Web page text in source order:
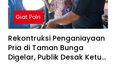
Giat Polri
Rekontruksi Penganiayaan
Pria di Taman Bunga
Digelar, Publik Desak Ketua